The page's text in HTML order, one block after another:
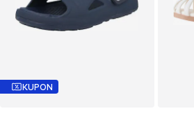
KUPON